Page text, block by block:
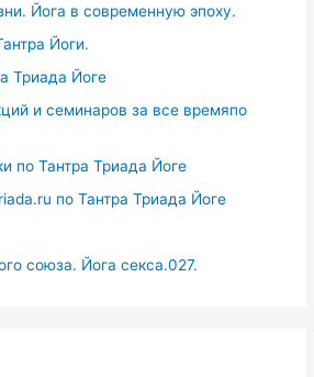
Йога в современную эпоху.
Йоги.
Триада Йоге
и семинаров за все времяпо
по Тантра Триада Йоге
по Тантра Триада Йоге
союза. Йога секса.027.